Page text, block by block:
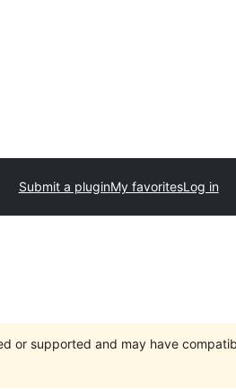
Submit a pluginMy favoritesLog in
or supported and may have